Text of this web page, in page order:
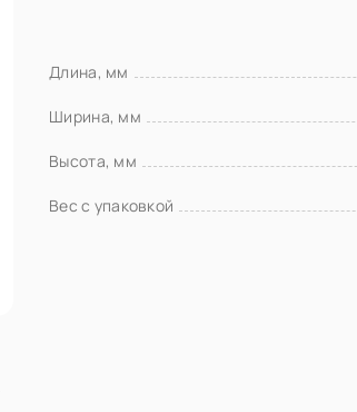
Длина, мм
Ширина, мм
Высота, мм
Вес с упаковкой